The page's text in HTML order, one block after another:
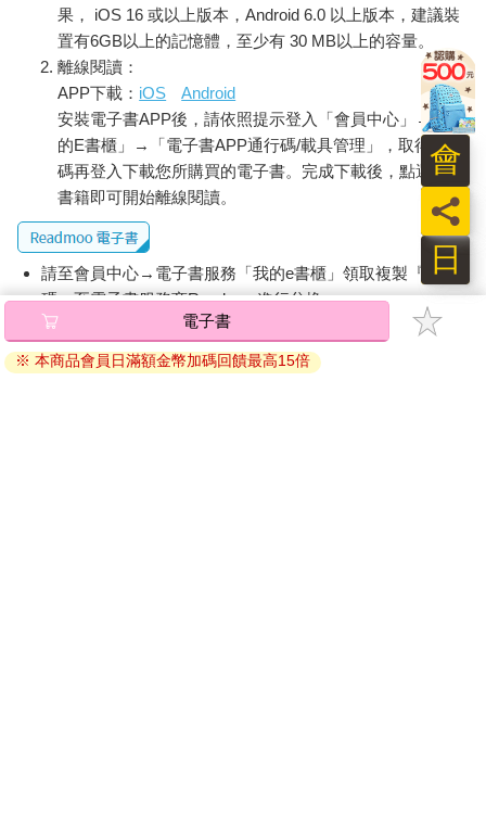
果， iOS 16 或以上版本，Android 6.0 以上版本，建議裝
置有6GB以上的記憶體，至少有 30 MB以上的容量。
離線閱讀：
APP下載： iOS
Android
安裝電子書APP後，請依照提示登入「會員中心」→「我
的E書櫃」→「電子書APP通行碼/載具管理」，取得通行
碼再登入下載您所購買的電子書。完成下載後，點選任一
書籍即可開始離線閱讀。
請至會員中心→電子書服務「我的e書櫃」領取複製『兌換
碼』至電子書服務商Readmoo進行兌換。
退換貨須知：
因版權保護，您在金石堂所購買的電子書僅能以金石堂專屬
電子書
※ 本商品會員日滿額金幣加碼回饋最高15倍
日
員
會